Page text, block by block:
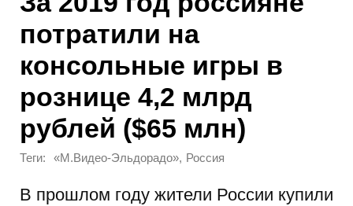
потратили на
консольные игры в
рознице 4,2 млрд
рублей ($65 млн)
Теги: «М.Видео-Эльдорадо», Россия
В прошлом году жители России купили